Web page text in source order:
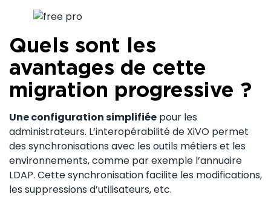
Quels sont les
avantages de cette
migration progressive ?
Une configuration simplifiée pour les
administrateurs. L’interopérabilité de XiVO permet
des synchronisations avec les outils métiers et les
environnements, comme par exemple l’annuaire
LDAP. Cette synchronisation facilite les modifications,
les suppressions d’utilisateurs, etc.